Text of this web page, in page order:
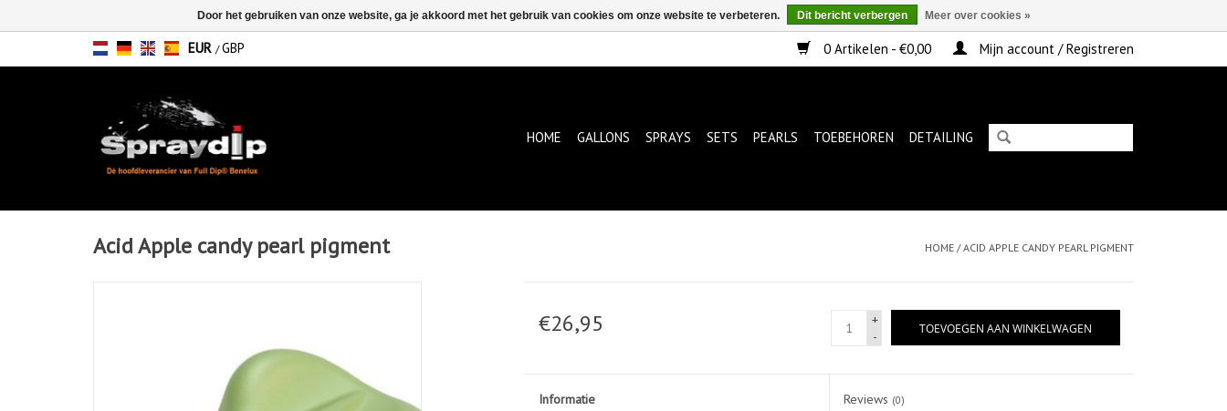
EUR /GBP 0 Artikelen - €0,00 Mijn account / Registreren
HOME GALLONS SPRAYS SETS PEARLS TOEBEHOREN DETAILING
Acid Apple candy pearl pigment HOME /ACID APPLE CANDY PEARL PIGMENT
€26,95
+
-
TOEVOEGEN AAN WINKELWAGEN
Informatie Reviews (0)
Door het gebruiken van onze website, ga je akkoord met het gebruik van cookies om onze website te verbeteren. Dit bericht verbergen Meer over cookies »